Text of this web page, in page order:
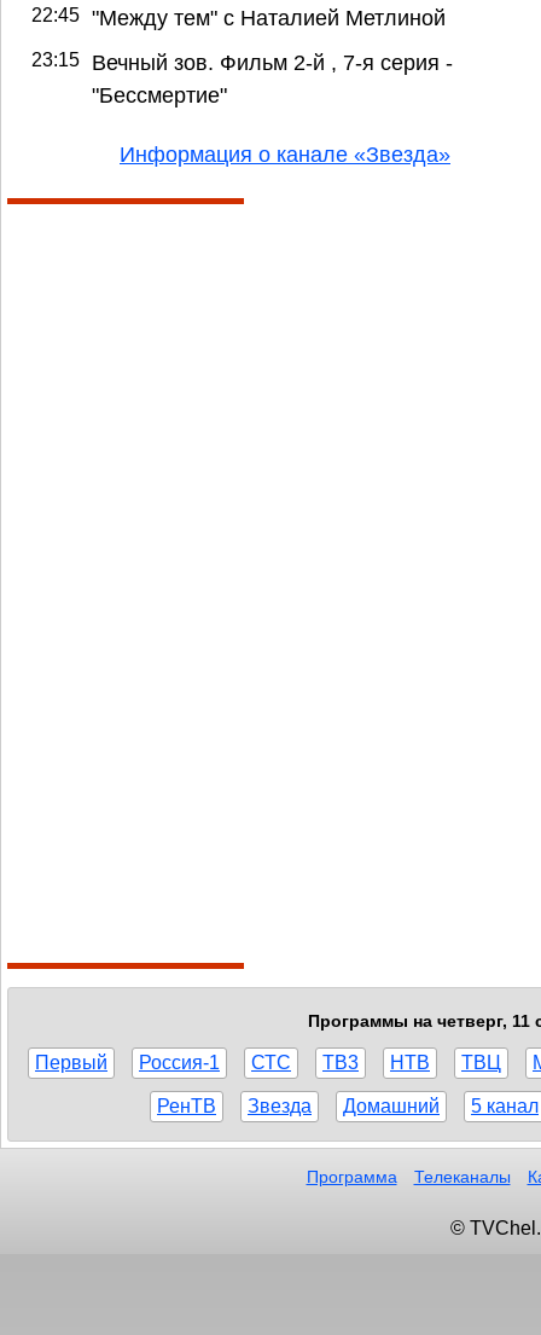
22:45 "Между тем" с Наталией Метлиной
23:15
Вечный зов. Фильм 2-й , 7-я серия -
"Бессмертие"
Информация о канале «Звезда»
Программы на четверг, 11
Первый Россия-1 СТС ТВ3 НТВ ТВЦ
РенТВ Звезда Домашний 5 канал
Программа Телеканалы
©